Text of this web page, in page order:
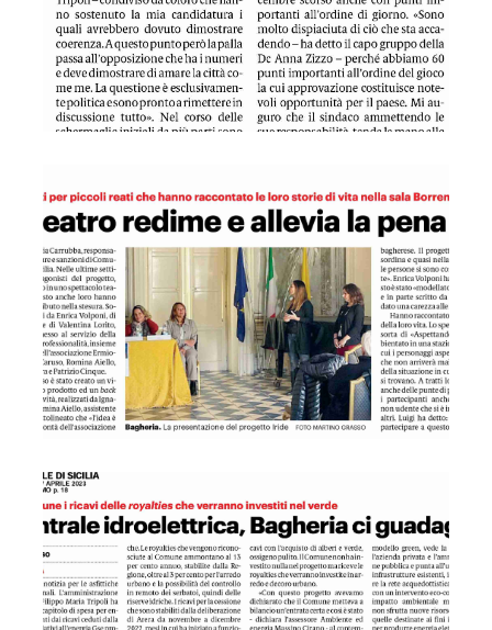
GDS 07/04/2023 Centrale idroelettrica Bagheria ci